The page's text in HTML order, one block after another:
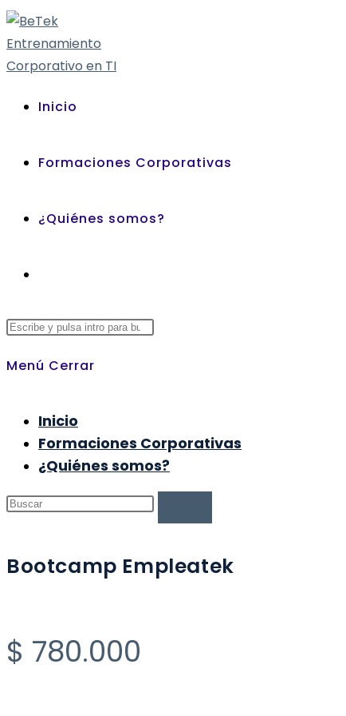
Inicio
Formaciones Corporativas
¿Quiénes somos?
Menú Cerrar
Inicio
Formaciones Corporativas
¿Quiénes somos?
Bootcamp Empleatek
$ 780.000